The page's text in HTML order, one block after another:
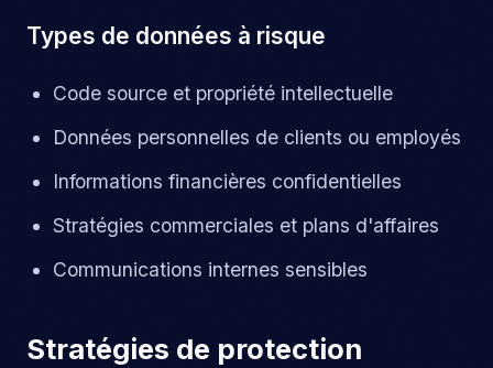
Types de données à risque
Code source et propriété intellectuelle
Données personnelles de clients ou employés
Informations financières confidentielles
Stratégies commerciales et plans d'affaires
Communications internes sensibles
Stratégies de protection